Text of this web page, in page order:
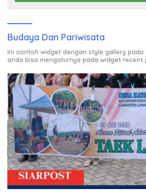
Budaya Dan Pariwisata
Ini contoh widget dengan style gallery
anda bisa mengaturnya pada widget recent